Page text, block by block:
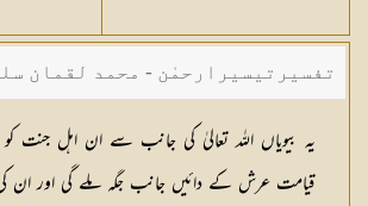
کیلانی
تفسیرتیسیرارحمٰن - محمد لقمان
یہ بیویاں اللہ تعالیٰ کی جانب سے ان اہل جنت کو
قیامت عرش کے دائیں جانب جگہ ملے گی اور ان